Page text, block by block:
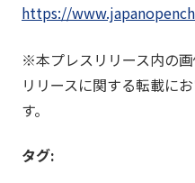
https://
※本プレスリリース内の
リリースに関する転載に
す。
タグ: